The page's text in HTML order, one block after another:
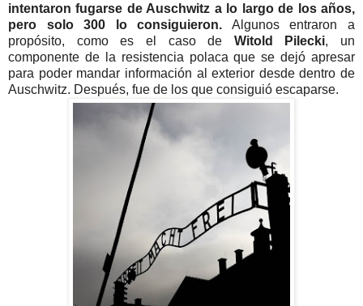
intentaron fugarse de Auschwitz a lo largo de los años,
pero solo 300 lo consiguieron. Algunos entraron a
propósito, como es el caso de Witold Pilecki, un
componente de la resistencia polaca que se dejó apresar
para poder mandar información al exterior desde dentro de
Auschwitz. Después, fue de los que consiguió escaparse.